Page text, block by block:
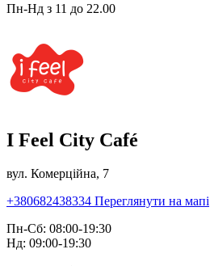
Пн-Нд з 11 до 22.00
I Feel City Café
вул. Комерційна, 7
+380682438334 Переглянути на мапі
Пн-Сб: 08:00-19:30
Нд: 09:00-19:30